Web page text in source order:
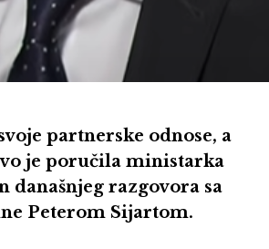
partnerske odnose, a
je poručila ministarka
razgovora sa
Peterom Sijartom.